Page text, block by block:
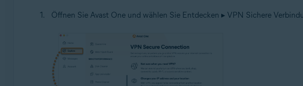
Öffnen Sie Avast One und wählen Sie Entdecken ▸ VPN Sichere